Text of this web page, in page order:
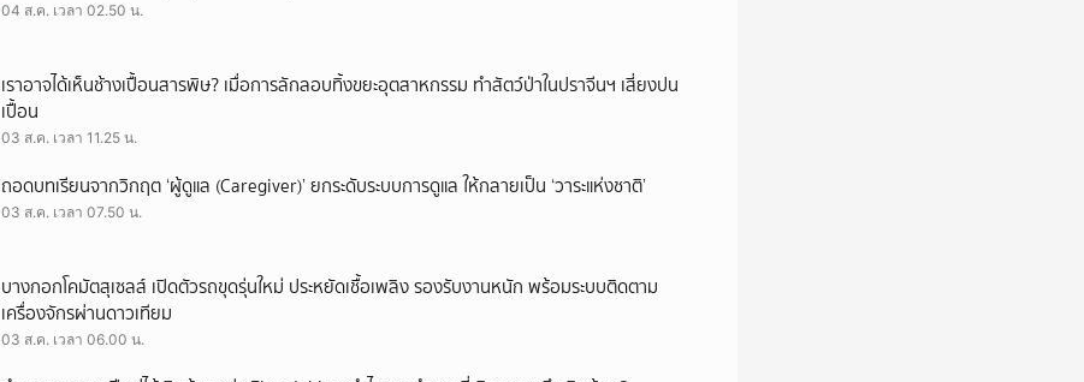
04 ส.ค. เวลา 02.50 น.
เราอาจได้เห็นช้างเปื้อนสารพิษ? เมื่อการลักลอบทิ้งขยะอุตสาหกรรม ทำสัตว์ป่าในปราจีนฯ เสี่ยงปน
เปื้อน
03 ส.ค. เวลา 11.25 น.
ถอดบทเรียนจากวิกฤต ‘ผู้ดูแล (Caregiver)’ ยกระดับระบบการดูแล ให้กลายเป็น ‘วาระแห่งชาติ’
03 ส.ค. เวลา 07.50 น.
บางกอกโคมัตสุเซลส์ เปิดตัวรถขุดรุ่นใหม่ ประหยัดเชื้อเพลิง รองรับงานหนัก พร้อมระบบติดตาม
เครื่องจักรผ่านดาวเทียม
03 ส.ค. เวลา 06.00 น.